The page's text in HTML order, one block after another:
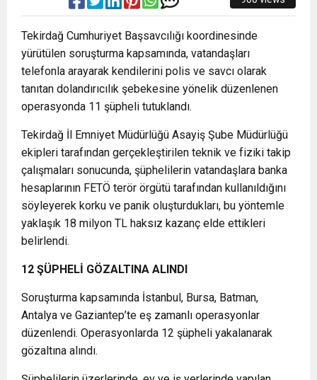
Tekirdağ Cumhuriyet Başsavcılığı koordinesinde
yürütülen soruşturma kapsamında, vatandaşları
telefonla arayarak kendilerini polis ve savcı olarak
tanıtan dolandırıcılık şebekesine yönelik düzenlenen
operasyonda 11 şüpheli tutuklandı.
Tekirdağ İl Emniyet Müdürlüğü Asayiş Şube Müdürlüğü
ekipleri tarafından gerçekleştirilen teknik ve fiziki takip
çalışmaları sonucunda, şüphelilerin vatandaşlara banka
hesaplarının FETÖ terör örgütü tarafından kullanıldığını
söyleyerek korku ve panik oluşturdukları, bu yöntemle
yaklaşık 18 milyon TL haksız kazanç elde ettikleri
belirlendi.
12 ŞÜPHELİ GÖZALTINA ALINDI
Soruşturma kapsamında İstanbul, Bursa, Batman,
Antalya ve Gaziantep’te eş zamanlı operasyonlar
düzenlendi. Operasyonlarda 12 şüpheli yakalanarak
gözaltına alındı.